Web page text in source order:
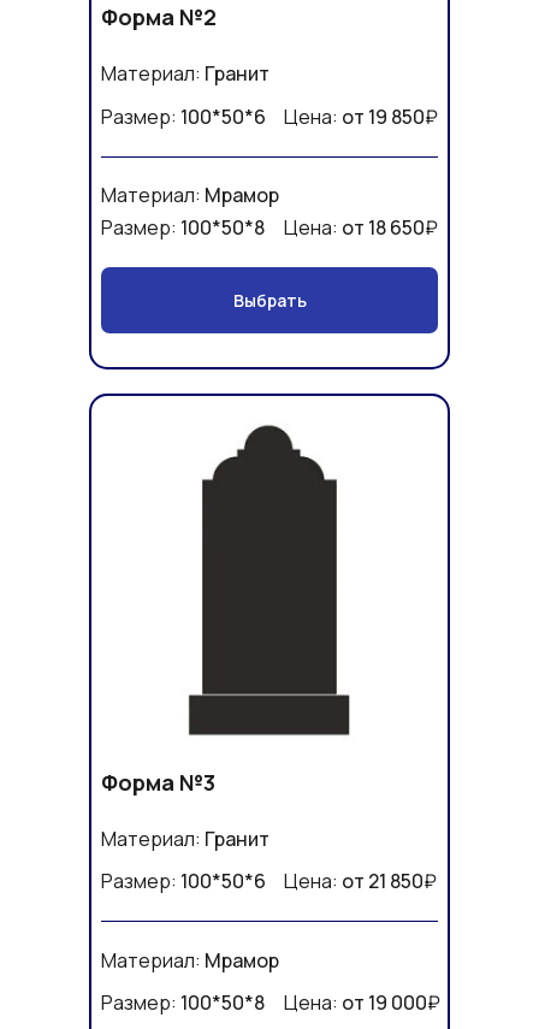
Форма №2
Материал: Гранит
Размер: 100*50*6 Цена: от 19 850₽
Материал: Мрамор
Размер: 100*50*8 Цена: от 18 650₽
Выбрать
Форма №3
Материал: Гранит
Размер: 100*50*6 Цена: от 21 850₽
Материал: Мрамор
Размер: 100*50*8 Цена: от 19 000₽